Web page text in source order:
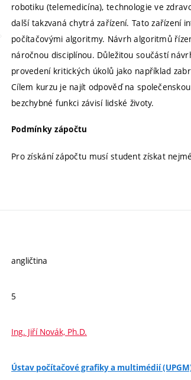
robotiku (telemedicína), technologie ve
další takzvaná chytrá zařízení. Tato zařízení
počítačovými algoritmy. Návrh algoritmů
náročnou disciplínou. Důležitou součástí
provedení kritických úkolů jako například
Cílem kurzu je najít odpověď na
bezchybné funkci závisí lidské životy.
Podmínky zápočtu
Pro získání zápočtu musí student získat
angličtina
5
Ing. Jiří Novák, Ph.D.
Ústav počítačové grafiky a multimédií